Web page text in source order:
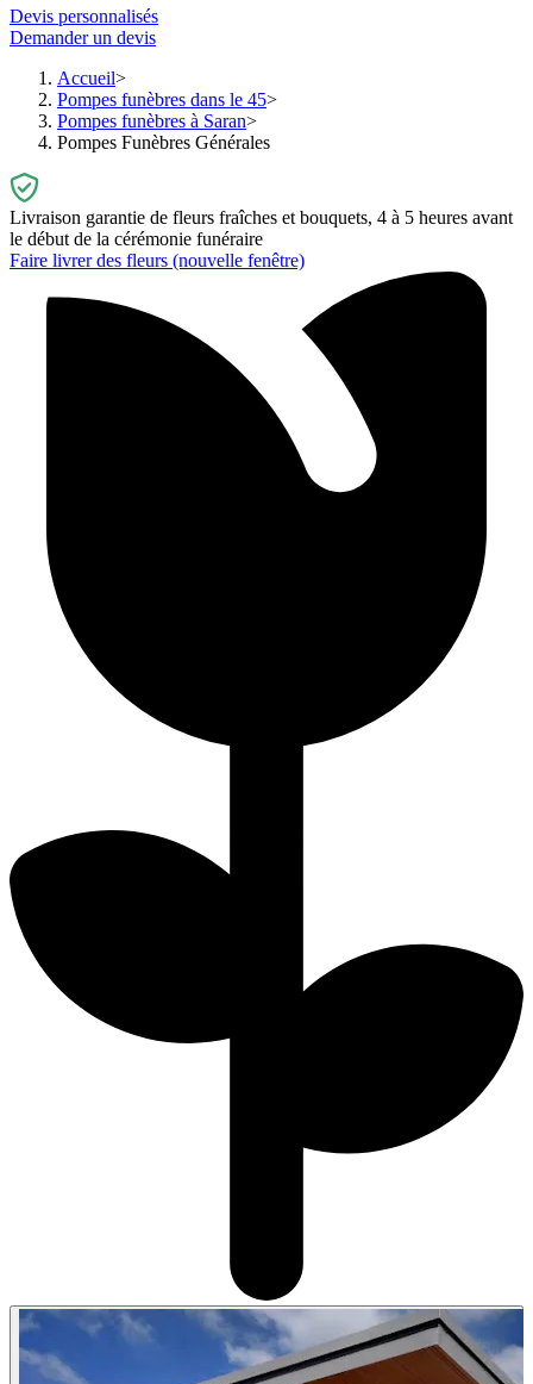
Devis personnalisés
Demander un devis
Accueil
Pompes funèbres dans le 45
Pompes funèbres à Saran
Pompes Funèbres Générales
Livraison garantie de fleurs fraîches et bouquets, 4 à 5 heures avant
le début de la cérémonie funéraire
Faire livrer des fleurs (nouvelle fenêtre)